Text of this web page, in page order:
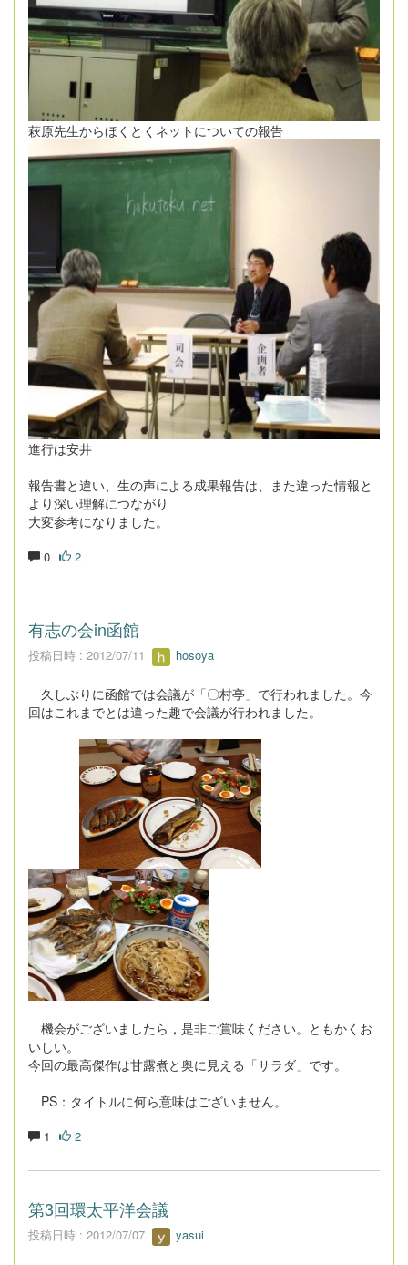
萩原先生からほくとくネットについての報告
進行は安井
報告書と違い、生の声による成果報告は、また違った情報と
より深い理解につながり
大変参考になりました。
0 2
有志の会in函館
投稿日時 : 2012/07/11 hosoya
久しぶりに函館では会議が「〇村亭」で行われました。今
回はこれまでとは違った趣で会議が行われました。
機会がございましたら，是非ご賞味ください。ともかくお
いしい。
今回の最高傑作は甘露煮と奥に見える「サラダ」です。
PS：タイトルに何ら意味はございません。
1 2
第3回環太平洋会議
投稿日時 : 2012/07/07 yasui